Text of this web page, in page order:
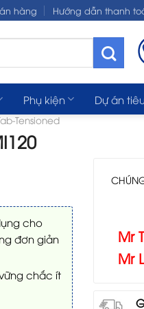
hàng Hướng dẫn thanh
Phụ kiện Dự án
Tensioned
cho
đơn giản
chắc ít
Mr
Mr